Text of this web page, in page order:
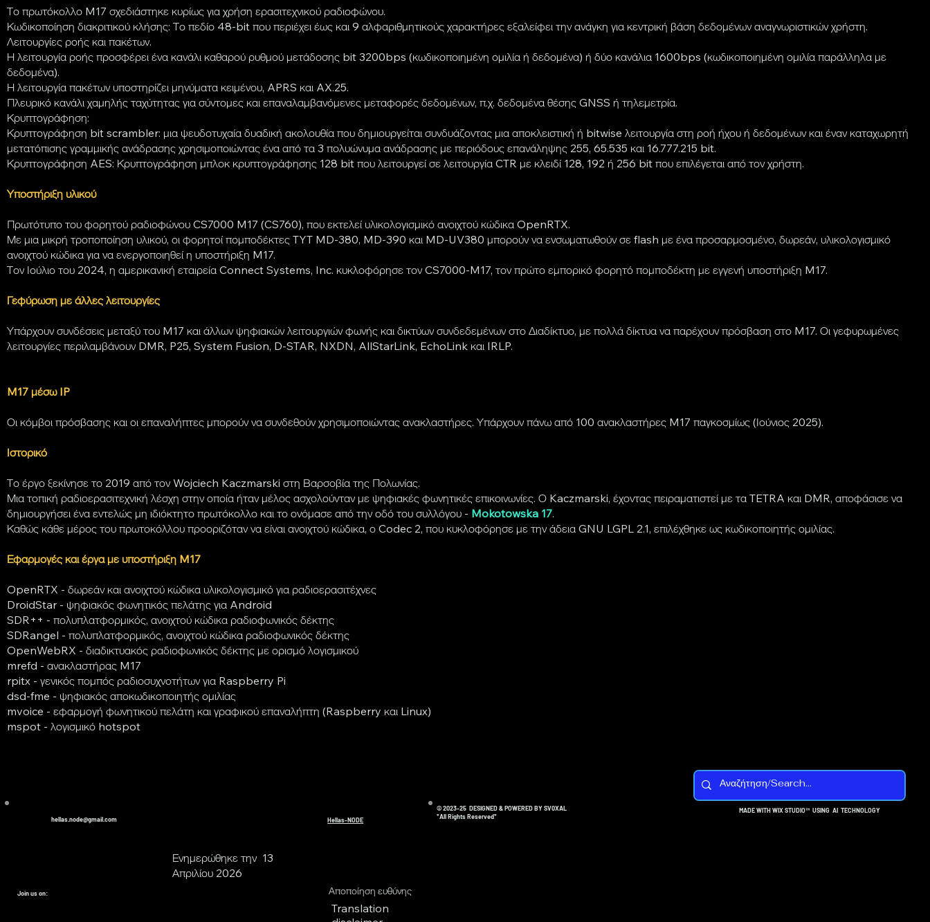
Το πρωτόκολλο M17 σχεδιάστηκε κυρίως για χρήση ερασιτεχνικού ραδιοφώνου.
Κωδικοποίηση διακριτικού κλήσης: Το πεδίο 48-bit που περιέχει έως και 9 αλφαριθμητικούς χαρακτήρες εξαλείφει την ανάγκη για κεντρική βάση δεδομένων αναγνωριστικών χρήστη.
Λειτουργίες ροής και πακέτων.
Η λειτουργία ροής προσφέρει ένα κανάλι καθαρού ρυθμού μετάδοσης bit 3200bps (κωδικοποιημένη ομιλία ή δεδομένα) ή δύο κανάλια 1600bps (κωδικοποιημένη ομιλία παράλληλα με
δεδομένα).
Η λειτουργία πακέτων υποστηρίζει μηνύματα κειμένου, APRS και AX.25.
Πλευρικό κανάλι χαμηλής ταχύτητας για σύντομες και επαναλαμβανόμενες μεταφορές δεδομένων, π.χ. δεδομένα θέσης GNSS ή τηλεμετρία.
Κρυπτογράφηση:
Κρυπτογράφηση bit scrambler: μια ψευδοτυχαία δυαδική ακολουθία που δημιουργείται συνδυάζοντας μια αποκλειστική ή bitwise λειτουργία στη ροή ήχου ή δεδομένων και έναν καταχωρητή
μετατόπισης γραμμικής ανάδρασης χρησιμοποιώντας ένα από τα 3 πολυώνυμα ανάδρασης με περιόδους επανάληψης 255, 65.535 και 16.777.215 bit.
Κρυπτογράφηση AES: Κρυπτογράφηση μπλοκ κρυπτογράφησης 128 bit που λειτουργεί σε λειτουργία CTR με κλειδί 128, 192 ή 256 bit που επιλέγεται από τον χρήστη.
Υποστήριξη υλικού
Πρωτότυπο του φορητού ραδιοφώνου CS7000 M17 (CS760), που εκτελεί υλικολογισμικό ανοιχτού κώδικα OpenRTX.
Με μια μικρή τροποποίηση υλικού, οι φορητοί πομποδέκτες TYT MD-380, MD-390 και MD-UV380 μπορούν να ενσωματωθούν σε flash με ένα προσαρμοσμένο, δωρεάν, υλικολογισμικό
ανοιχτού κώδικα για να ενεργοποιηθεί η υποστήριξη M17.
Τον Ιούλιο του 2024, η αμερικανική εταιρεία Connect Systems, Inc. κυκλοφόρησε τον CS7000-M17, τον πρώτο εμπορικό φορητό πομποδέκτη με εγγενή υποστήριξη M17.
Γεφύρωση με άλλες λειτουργίες
Υπάρχουν συνδέσεις μεταξύ του M17 και άλλων ψηφιακών λειτουργιών φωνής και δικτύων συνδεδεμένων στο Διαδίκτυο, με πολλά δίκτυα να παρέχουν πρόσβαση στο M17. Οι γεφυρωμένες
λειτουργίες περιλαμβάνουν DMR, P25, System Fusion, D-STAR, NXDN, AllStarLink, EchoLink και IRLP.
M17 μέσω IP
Οι κόμβοι πρόσβασης και οι επαναλήπτες μπορούν να συνδεθούν χρησιμοποιώντας ανακλαστήρες. Υπάρχουν πάνω από 100 ανακλαστήρες M17 παγκοσμίως (Ιούνιος 2025).
Ιστορικό
Το έργο ξεκίνησε το 2019 από τον Wojciech Kaczmarski στη Βαρσοβία της Πολωνίας.
Μια τοπική ραδιοερασιτεχνική λέσχη στην οποία ήταν μέλος ασχολούνταν με ψηφιακές φωνητικές επικοινωνίες. Ο Kaczmarski, έχοντας πειραματιστεί με τα TETRA και DMR, αποφάσισε να
δημιουργήσει ένα εντελώς μη ιδιόκτητο πρωτόκολλο και το ονόμασε από την οδό του συλλόγου - Mokotowska 17.
Καθώς κάθε μέρος του πρωτοκόλλου προοριζόταν να είναι ανοιχτού κώδικα, ο Codec 2, που κυκλοφόρησε με την άδεια GNU LGPL 2.1, επιλέχθηκε ως κωδικοποιητής ομιλίας.
Εφαρμογές και έργα με υποστήριξη M17
OpenRTX - δωρεάν και ανοιχτού κώδικα υλικολογισμικό για ραδιοερασιτέχνες
DroidStar - ψηφιακός φωνητικός πελάτης για Android
SDR++ - πολυπλατφορμικός, ανοιχτού κώδικα ραδιοφωνικός δέκτης
SDRangel - πολυπλατφορμικός, ανοιχτού κώδικα ραδιοφωνικός δέκτης
OpenWebRX - διαδικτυακός ραδιοφωνικός δέκτης με ορισμό λογισμικού
mrefd - ανακλαστήρας M17
rpitx - γενικός πομπός ραδιοσυχνοτήτων για Raspberry Pi
dsd-fme - ψηφιακός αποκωδικοποιητής ομιλίας
mvoice - εφαρμογή φωνητικού πελάτη και γραφικού επαναλήπτη (Raspberry και Linux)
mspot - λογισμικό hotspot
hellas.node@gmail.com Hellas-NODE
Ενημερώθηκε την 13
Απριλίου 2026
Join us on:
Translation
Αποποίηση ευθύνης
© 2023-25 DESIGNED & POWERED BY SV0XAL
*All Rights Reserved*
MADE WITH WIX STUDIO™ USING AI TECHNOLOGY